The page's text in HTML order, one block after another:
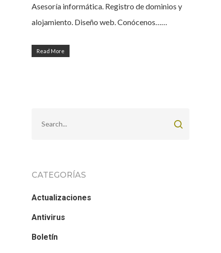
Asesoría informática. Registro de dominios y
alojamiento. Diseño web. Conócenos……
Read More
CATEGORÍAS
Actualizaciones
Antivirus
Boletín